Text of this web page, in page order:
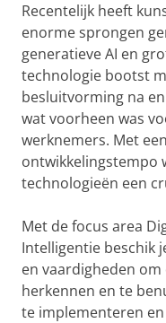
Recentelijk heeft
enorme sprongen
generatieve AI en
technologie bootst
besluitvorming na
wat voorheen was
werknemers. Met
ontwikkelingstempo
technologieën een
Met de focus area
Intelligentie beschik
en vaardigheden
herkennen en te
te implementeren